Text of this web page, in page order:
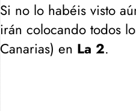
Si no lo habéis visto
irán colocando todos
Canarias) en La 2.